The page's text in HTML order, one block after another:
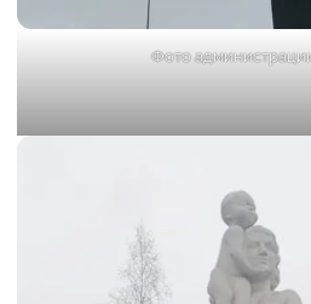
Фото